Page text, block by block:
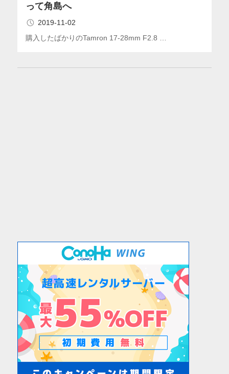
って角島へ
2019-11-02
購入したばかりのTamron 17-28mm F2.8 …